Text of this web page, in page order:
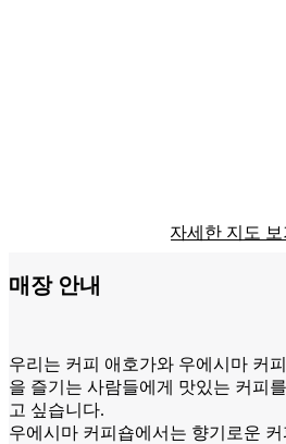
자세한 지도 보
매장 안내
우리는 커피 애호가와 우에시마 커
을 즐기는 사람들에게 맛있는 커피
고 싶습니다.
우에시마 커피숍에서는 향기로운